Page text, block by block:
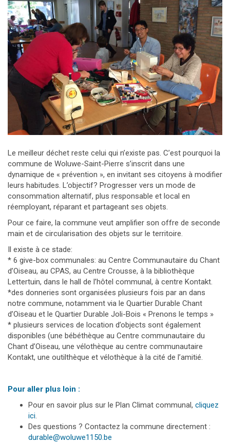
Le meilleur déchet reste celui qui n’existe pas. C’est pourquoi la
commune de Woluwe-Saint-Pierre s’inscrit dans une
dynamique de « prévention », en invitant ses citoyens à modifier
leurs habitudes. L’objectif? Progresser vers un mode de
consommation alternatif, plus responsable et local en
réemployant, réparant et partageant ses objets.
Pour ce faire, la commune veut amplifier son offre de seconde
main et de circularisation des objets sur le territoire.
Il existe à ce stade:
* 6 give-box communales: au Centre Communautaire du Chant
d’Oiseau, au CPAS, au Centre Crousse, à la bibliothèque
Lettertuin, dans le hall de l’hôtel communal, à centre Kontakt.
*des donneries sont organisées plusieurs fois par an dans
notre commune, notamment via le Quartier Durable Chant
d’Oiseau et le Quartier Durable Joli-Bois « Prenons le temps »
* plusieurs services de location d’objects sont également
disponibles (une bébéthèque au Centre communautaire du
Chant d’Oiseau, une vélothèque au centre communautaire
Kontakt, une outilthèque et vélothèque à la cité de l’amitié.
Pour aller plus loin :
Pour en savoir plus sur le Plan Climat communal, cliquez
ici.
Des questions ? Contactez la commune directement :
durable@woluwe1150.be